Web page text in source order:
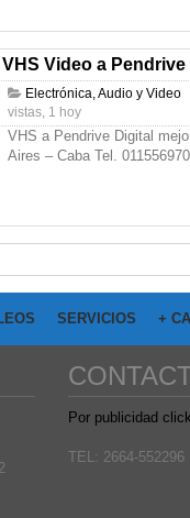
VHS Video a Pendrive
Electrónica, Audio y Video
vistas, 1 hoy
VHS a Pendrive Digital
Aires – Caba Tel.
SERVICIOS +
Por publicidad
TEL: 2664-552296